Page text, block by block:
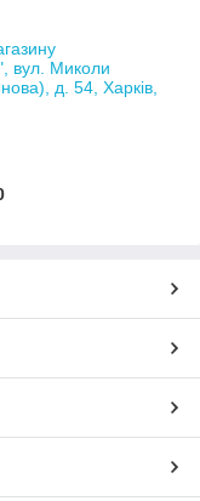
вул. Миколи
д. 54, Харків,